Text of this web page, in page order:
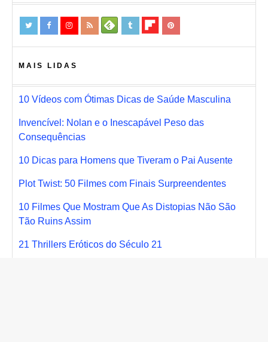
MAIS LIDAS
10 Vídeos com Ótimas Dicas de Saúde Masculina
Invencível: Nolan e o Inescapável Peso das
Consequências
10 Dicas para Homens que Tiveram o Pai Ausente
Plot Twist: 50 Filmes com Finais Surpreendentes
10 Filmes Que Mostram Que As Distopias Não São
Tão Ruins Assim
21 Thrillers Eróticos do Século 21